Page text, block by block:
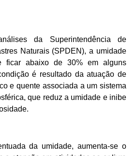
da Superintendência de
Naturais (SPDEN), a umidade
ficar abaixo de 30% em alguns
é resultado da atuação de
e quente associada a um sistema
que reduz a umidade e inibe
da umidade, aumenta-se o